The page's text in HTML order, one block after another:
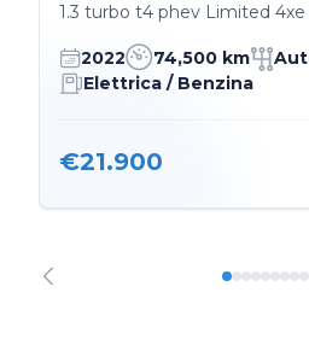
1.3 turbo t4 phev Limited
2022 74,500 km
Elettrica / Benzina
€21.900